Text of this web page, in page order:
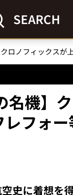
SEARCH
名機】
フォ
史に着想を